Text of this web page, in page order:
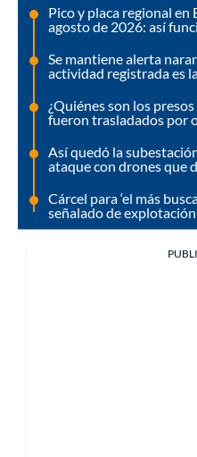
Pico y placa regional
agosto de 2026: así
Se mantiene alerta
actividad registrada es
¿Quiénes son los
fueron trasladados por
Así quedó la
ataque con drones que
Cárcel para ‘el más
señalado de